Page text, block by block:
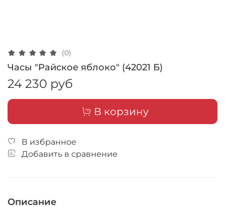
(0)
Часы "Райское яблоко" (42021 Б)
24 230 руб
В корзину
В избранное
Добавить в сравнение
Описание